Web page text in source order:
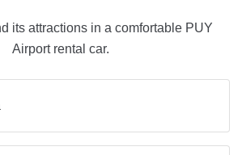
its attractions in a comfortable PUY
Airport rental car.